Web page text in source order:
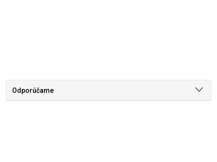
Odporúčame